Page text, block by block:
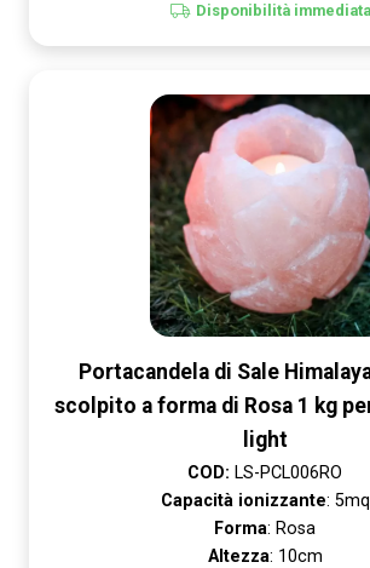
Disponibilità immediata
Portacandela di Sale
scolpito a forma di Rosa 1 kg
light
COD: LS-PCL006RO
Capacità ionizzante: 5mq
Forma: Rosa
Altezza: 10cm